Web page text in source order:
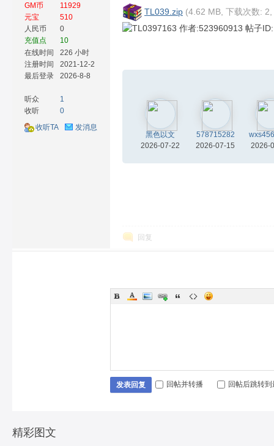
GM币
11929
元宝
510
人民币
0
充值点
10
在线时间
226 小时
注册时间
2021-12-2
最后登录
2026-8-8
听众
1
收听
0
收听TA
发消息
TL039.zip (4.62 MB, 下载次数:
黑色以文
2026-07-22
578715282
2026-07-15
2026-
回复
发表回复 回帖并转播 回帖后跳转
精彩图文